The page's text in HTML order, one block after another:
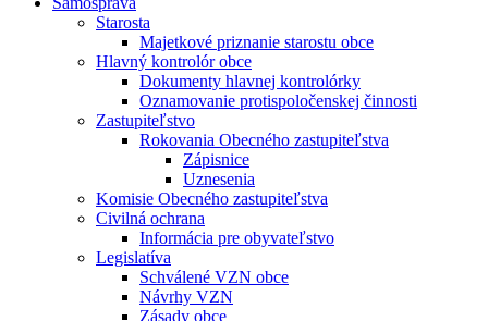
Starosta
Majetkové priznanie starostu obce
Hlavný kontrolór obce
Dokumenty hlavnej kontrolórky
Oznamovanie protispoločenskej činnosti
Zastupiteľstvo
Rokovania Obecného zastupiteľstva
Zápisnice
Uznesenia
Komisie Obecného zastupiteľstva
Civilná ochrana
Informácia pre obyvateľstvo
Legislatíva
Schválené VZN obce
Návrhy VZN
Zásady obce